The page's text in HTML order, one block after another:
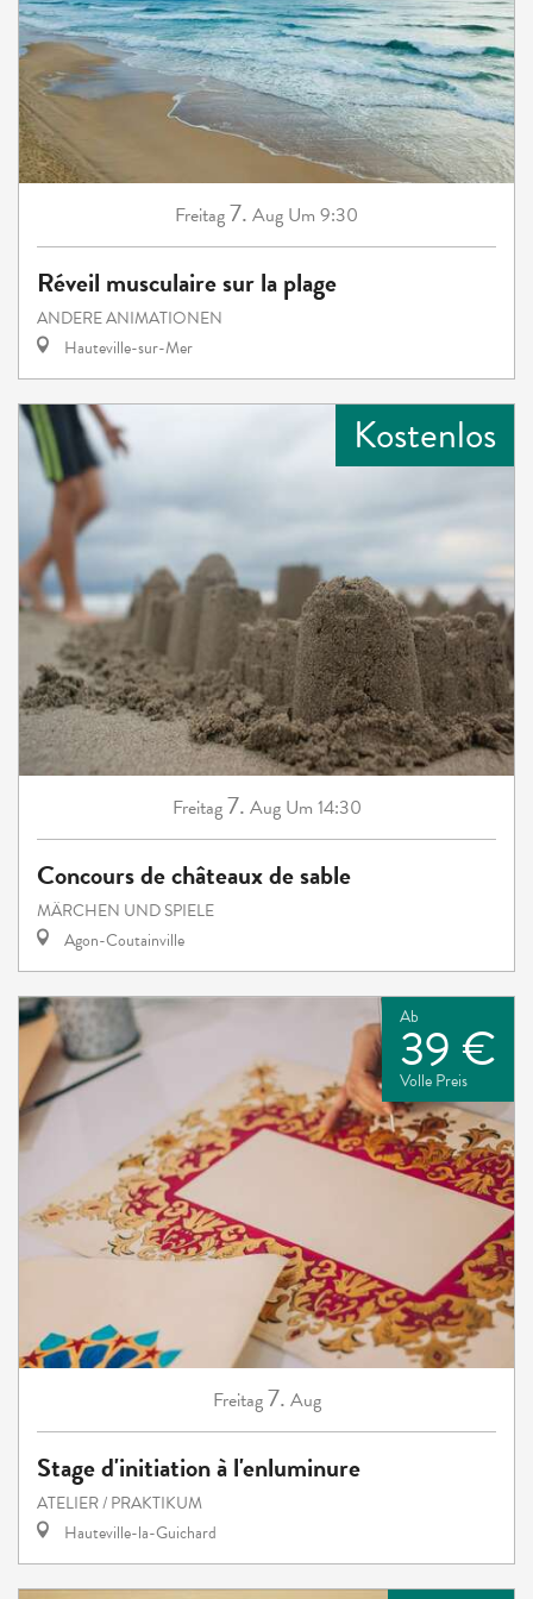
Freitag7. Aug Um 9:30
Réveil musculaire sur la plage
ANDERE ANIMATIONEN
Hauteville-sur-Mer
Kostenlos
Freitag7. Aug Um 14:30
Concours de châteaux de sable
MÄRCHEN UND SPIELE
Agon-Coutainville
Ab
39 €
Volle Preis
Freitag7. Aug
Stage d'initiation à l'enluminure
ATELIER / PRAKTIKUM
Hauteville-la-Guichard